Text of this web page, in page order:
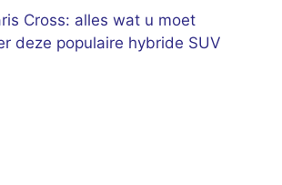
Cross: alles wat u moet
deze populaire hybride SUV